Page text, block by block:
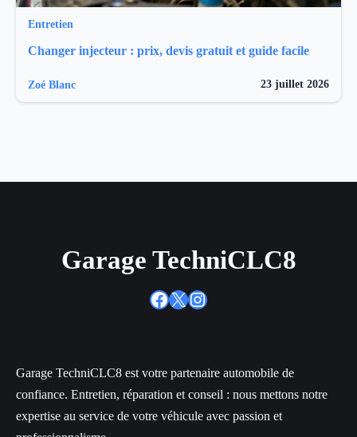
Entretien
Changer injecteur : prix, devis gratuit et guide facile
Zoé Blanc 23 juillet 2026
Garage TechniCLC8
Facebook
X Instagram
Garage TechniCLC8 est votre partenaire automobile de
confiance. Entretien, réparation et conseil : nous mettons notre
expertise au service de votre véhicule avec passion et